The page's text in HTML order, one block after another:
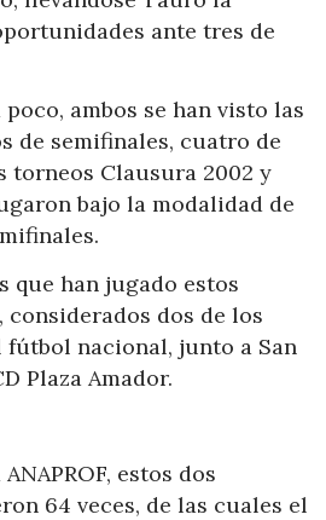
ante tres de
ambos se han visto las
de semifinales, cuatro de
torneos Clausura 2002 y
bajo la modalidad de
que han jugado estos
dos de los
nacional, junto a San
Plaza Amador.
estos dos
64 veces, de las cuales el